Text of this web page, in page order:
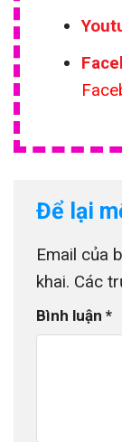
Để lại
Email của
khai. Các
Bình luận *